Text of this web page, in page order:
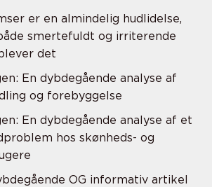
er en almindelig hudlidelse,
smertefuldt og irriterende
det
En dybdegående analyse af
og forebyggelse
En dybdegående analyse af et
hos skønheds- og
OG informativ artikel